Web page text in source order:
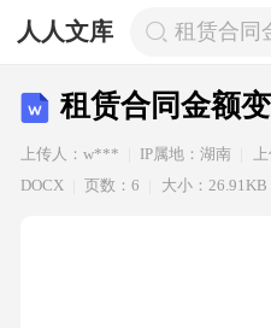
人人文库 租赁合同
租赁合同金额
上传人：w*** IP属地：湖南
DOCX
页数：6 大小：26.91KB